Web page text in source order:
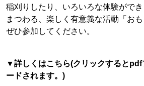
稲刈りしたり、いろいろな体験がで
まつわる、楽しく有意義な活動「お
ぜひ参加してください。
▼詳しくはこちら(クリックするとpdf
ードされます。)